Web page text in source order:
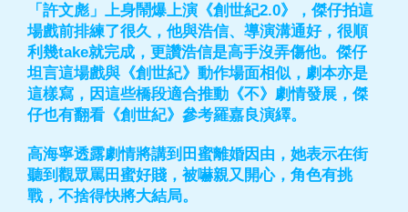
「許文彪」上身鬧爆上演《創世紀2.0》，傑仔拍這
場戲前排練了很久，他與浩信、導演溝通好，很順
利幾take就完成，更讚浩信是高手沒弄傷他。傑仔
坦言這場戲與《創世紀》動作場面相似，劇本亦是
這樣寫，因這些橋段適合推動《不》劇情發展，傑
仔也有翻看《創世紀》參考羅嘉良演繹。
高海寧透露劇情將講到田蜜離婚因由，她表示在街
聽到觀眾罵田蜜好賤，被嚇親又開心，角色有挑
戰，不捨得快將大結局。